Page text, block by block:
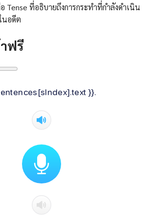
Tense ที่อธิบายถึงการกระทำที่กำลังดำเนิน
นอดีต
ฟรี
}}.